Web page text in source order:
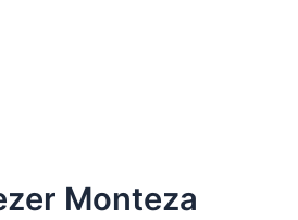
Monteza